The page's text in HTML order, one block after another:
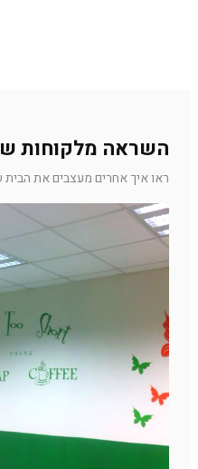
השראה מלקוחות
ראו איך אחרים מעצבים את